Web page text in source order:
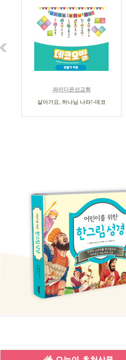
파이디온선교회
살아가요, 하나님 나라!-데코